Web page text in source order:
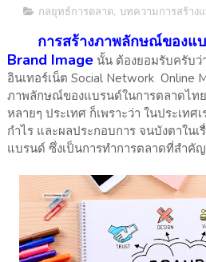
กลยุทธ์การตลาด, บทความการสร้าง
การสร้างภาพลักษณ์ของแ
Brand Imageนั้น ต้องยอมรับครับว่
อินเทอร์เน็ต Social Network Online
ภาพลักษณ์ของแบรนด์ในการตลาดไท
หลายๆ ประเทศ ก็เพราะว่า ในประเทศ
กำไร และผลประกอบการ จนบังตาใน
แบรนด์ ซึ่งเป็นการทำการตลาดที่สำคั